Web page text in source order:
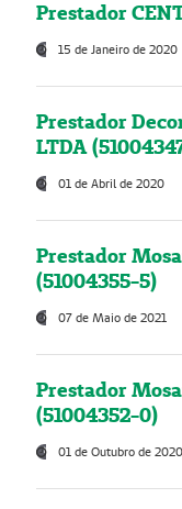
Prestador
15 de Janeiro de 2020
Prestador
LTDA
01 de Abril de 2020
Prestador
(51004355-5)
07 de Maio de 2021
Prestador
(51004352-0)
01 de Outubro de 2020